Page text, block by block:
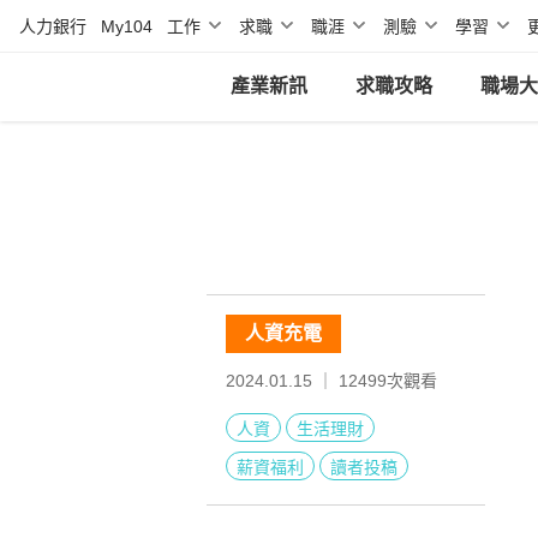
人力銀行 My104 工作 求職 職涯 測驗 學習
產業新訊 求職攻略 職場
人資充電
2024.01.15 ｜ 12499次觀看
人資
生活理財
薪資福利
讀者投稿